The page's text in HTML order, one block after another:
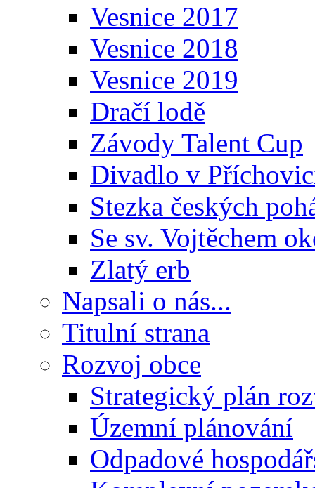
Vesnice 2017
Vesnice 2018
Vesnice 2019
Dračí lodě
Závody Talent Cup
Divadlo v
Stezka českých
Se sv. Vojtěchem
Zlatý erb
Napsali o nás...
Titulní strana
Rozvoj obce
Strategický plán
Územní plánování
Odpadové